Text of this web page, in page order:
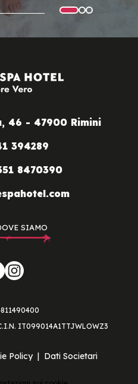
46 - 47900 Rimini
394289
8470390
SIAMO
IT099014A1TTJWLOWZ3
Policy Dati Societari